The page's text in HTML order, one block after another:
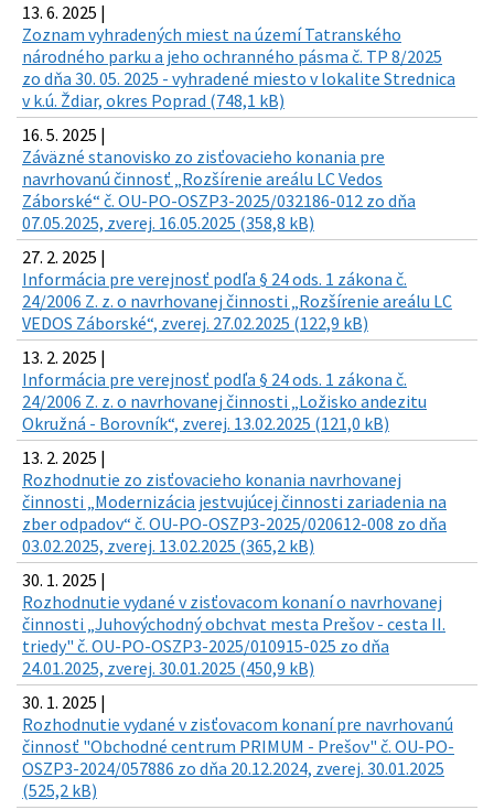
13. 6. 2025 |
Zoznam vyhradených miest na území Tatranského
národného parku a jeho ochranného pásma č. TP 8/2025
zo dňa 30. 05. 2025 - vyhradené miesto v lokalite Strednica
v k.ú. Ždiar, okres Poprad (748,1 kB)
16. 5. 2025 |
Záväzné stanovisko zo zisťovacieho konania pre
navrhovanú činnosť „Rozšírenie areálu LC Vedos
Záborské“ č. OU-PO-OSZP3-2025/032186-012 zo dňa
07.05.2025, zverej. 16.05.2025 (358,8 kB)
27. 2. 2025 |
Informácia pre verejnosť podľa § 24 ods. 1 zákona č.
24/2006 Z. z. o navrhovanej činnosti „Rozšírenie areálu LC
VEDOS Záborské“, zverej. 27.02.2025 (122,9 kB)
13. 2. 2025 |
Informácia pre verejnosť podľa § 24 ods. 1 zákona č.
24/2006 Z. z. o navrhovanej činnosti „Ložisko andezitu
Okružná - Borovník“, zverej. 13.02.2025 (121,0 kB)
13. 2. 2025 |
Rozhodnutie zo zisťovacieho konania navrhovanej
činnosti „Modernizácia jestvujúcej činnosti zariadenia na
zber odpadov“ č. OU-PO-OSZP3-2025/020612-008 zo dňa
03.02.2025, zverej. 13.02.2025 (365,2 kB)
30. 1. 2025 |
Rozhodnutie vydané v zisťovacom konaní o navrhovanej
činnosti „Juhovýchodný obchvat mesta Prešov - cesta II.
triedy" č. OU-PO-OSZP3-2025/010915-025 zo dňa
24.01.2025, zverej. 30.01.2025 (450,9 kB)
30. 1. 2025 |
Rozhodnutie vydané v zisťovacom konaní pre navrhovanú
činnosť "Obchodné centrum PRIMUM - Prešov" č. OU-PO-
OSZP3-2024/057886 zo dňa 20.12.2024, zverej. 30.01.2025
(525,2 kB)